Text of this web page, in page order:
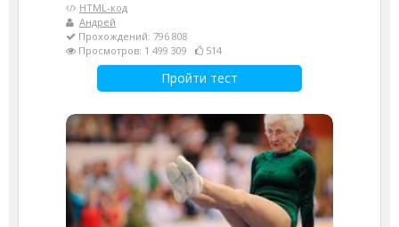
HTML-код
Андрей
Прохождений: 796 808
Просмотров: 1 499 309
514
Пройти тест